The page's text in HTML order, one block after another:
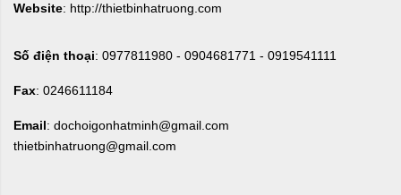
Website: http://thietbinhatruong.com
Số điện thoại: 0977811980 - 0904681771 - 0919541111
Fax: 0246611184
Email: dochoigonhatminh@gmail.com
thietbinhatruong@gmail.com